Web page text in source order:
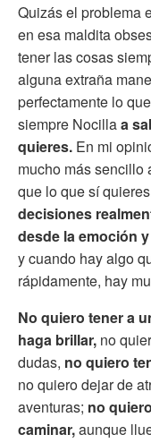
Quizás el problema
en esa maldita
tener las cosas
alguna extraña
perfectamente lo
siempre Nocillaa
quieres. En mi
mucho más sencillo
que lo que sí
decisiones
desde la emoción
y cuando hay algo
rápidamente, hay
No quiero tener a
haga brillar, no
dudas, no quiero
no quiero dejar de
aventuras; no
caminar,aunque